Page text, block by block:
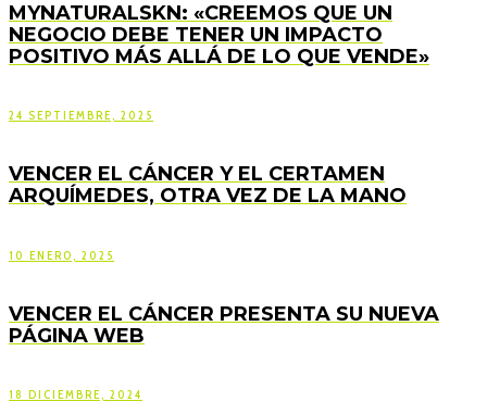
MYNATURALSKN: «CREEMOS QUE UN
NEGOCIO DEBE TENER UN IMPACTO
POSITIVO MÁS ALLÁ DE LO QUE VENDE»
24 SEPTIEMBRE, 2025
VENCER EL CÁNCER Y EL CERTAMEN
ARQUÍMEDES, OTRA VEZ DE LA MANO
10 ENERO, 2025
VENCER EL CÁNCER PRESENTA SU NUEVA
PÁGINA WEB
18 DICIEMBRE, 2024